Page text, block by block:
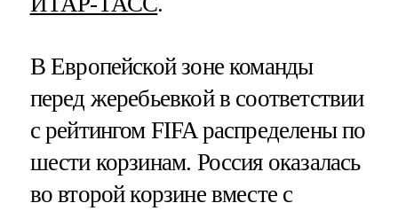
В Европейской зоне команды
перед жеребьевкой в соответствии
с рейтингом FIFA распределены по
шести корзинам. Россия оказалась
во второй корзине вместе с